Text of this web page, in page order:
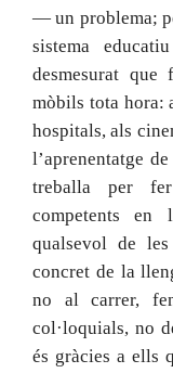
— un problema;
sistema
desmesurat
mòbils tota hora:
hospitals, als
l’aprenentatge
treballa per
competents en
qualsevol de
concret de la
no al carrer,
col·loquials, no
és gràcies a ells